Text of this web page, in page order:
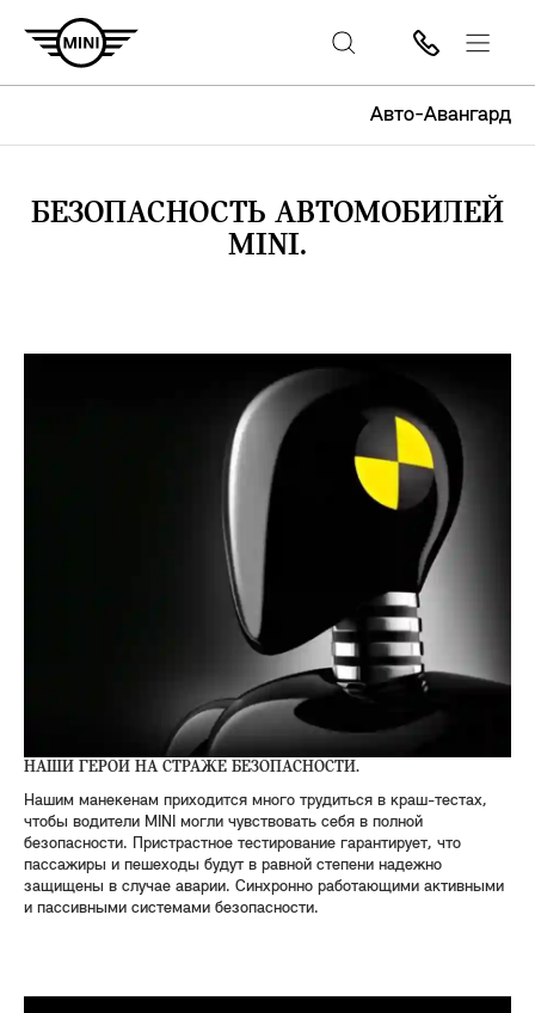
Авто-Авангард
БЕЗОПАСНОСТЬ АВТОМОБИЛЕЙ
MINI.
НАШИ ГЕРОИ НА СТРАЖЕ БЕЗОПАСНОСТИ.
Нашим манекенам приходится много трудиться в краш-тестах,
чтобы водители MINI могли чувствовать себя в полной
безопасности. Пристрастное тестирование гарантирует, что
пассажиры и пешеходы будут в равной степени надежно
защищены в случае аварии. Синхронно работающими активными
и пассивными системами безопасности.